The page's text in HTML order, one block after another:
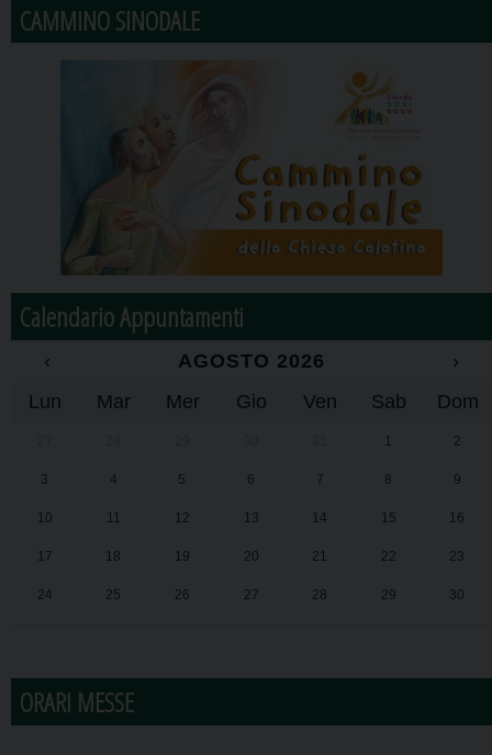
CAMMINO SINODALE
Calendario Appuntamenti
‹ AGOSTO 2026
›
Lun
Mar Mer Gio Ven Sab Dom
1 2
3 4 5 6 7 8 9
10 11 12 13 14 15 16
17 18 19 20 21 22 23
24 25 26 27 28 29 30
ORARI MESSE